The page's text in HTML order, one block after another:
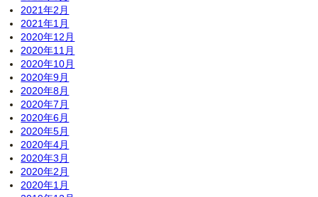
2021年2月
2021年1月
2020年12月
2020年11月
2020年10月
2020年9月
2020年8月
2020年7月
2020年6月
2020年5月
2020年4月
2020年3月
2020年2月
2020年1月